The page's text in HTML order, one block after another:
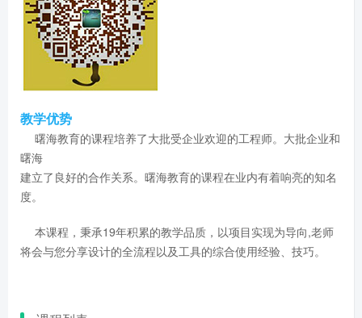
教学优势
曙海教育的课程培养了大批受企业欢迎的工程师。大批企业和
曙海
建立了良好的合作关系。曙海教育的课程在业内有着响亮的知名
度。
本课程，秉承19年积累的教学品质，以项目实现为导向,老师
将会与您分享设计的全流程以及工具的综合使用经验、技巧。